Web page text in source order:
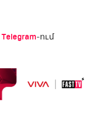
Telegram-ում